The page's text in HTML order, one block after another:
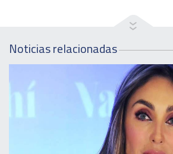
Noticias relacionadas